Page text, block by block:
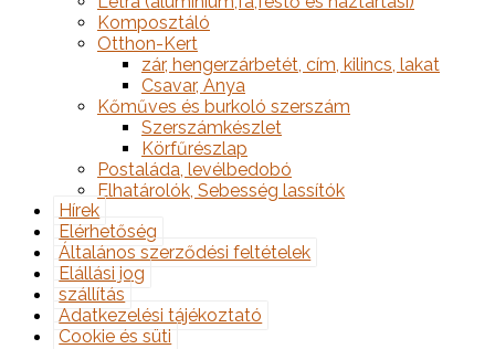
Komposztáló
Otthon-Kert
zár, hengerzárbetét, cím, kilincs, lakat
Csavar, Anya
Kőműves és burkoló szerszám
Szerszámkészlet
Körfűrészlap
Postaláda, levélbedobó
Elhatárolók, Sebesség lassítók
Hírek
Elérhetőség
Általános szerződési feltételek
Elállási jog
szállítás
Adatkezelési tájékoztató
Cookie és süti